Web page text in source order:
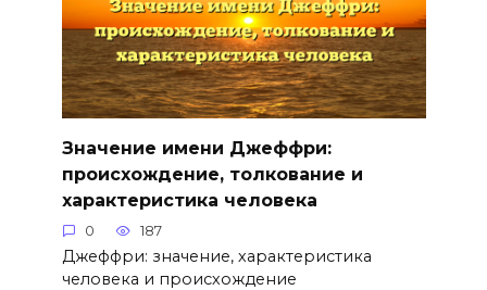
Значение имени Джеффри:
происхождение, толкование и
характеристика человека
0 187
Джеффри: значение, характеристика
человека и происхождение